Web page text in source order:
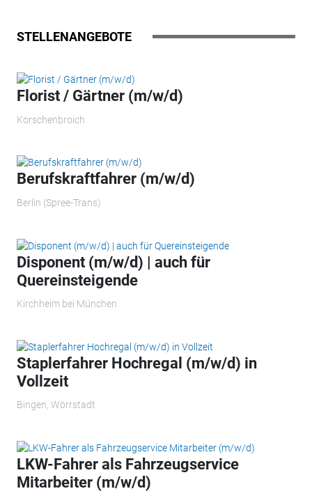
STELLENANGEBOTE
Florist / Gärtner (m/w/d)
Korschenbroich
Berufskraftfahrer (m/w/d)
Berlin (Spree-Trans)
Disponent (m/w/d) | auch für
Quereinsteigende
Kirchheim bei München
Staplerfahrer Hochregal (m/w/d) in
Vollzeit
Bingen, Wörrstadt
LKW-Fahrer als Fahrzeugservice
Mitarbeiter (m/w/d)